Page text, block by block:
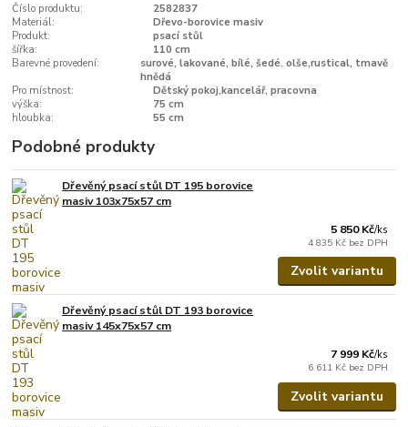
Číslo produktu:
2582837
Materiál:
Dřevo-borovice masiv
Produkt:
psací stůl
šířka:
110 cm
Barevné provedení:
surové, lakované, bílé, šedé. olše,rustical, tmavě
hnědá
Pro místnost:
Dětský pokoj,kancelář, pracovna
výška:
75 cm
hloubka:
55 cm
Podobné produkty
Dřevěný psací stůl DT 195 borovice
masiv 103x75x57 cm
5 850 Kč/ks
4 835 Kč bez DPH
Zvolit variantu
Dřevěný psací stůl DT 193 borovice
masiv 145x75x57 cm
7 999 Kč/ks
6 611 Kč bez DPH
Zvolit variantu